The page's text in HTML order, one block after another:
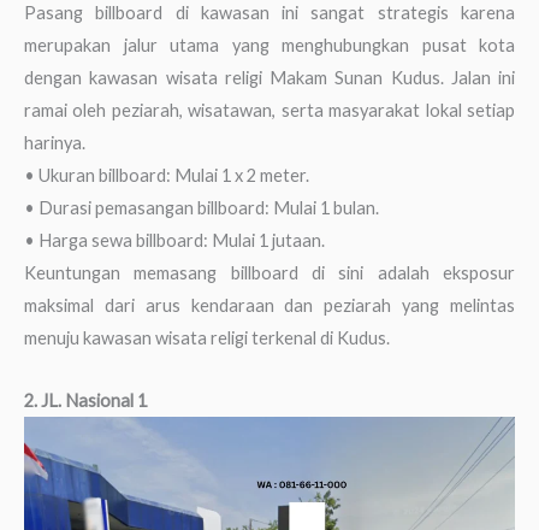
Pasang billboard di kawasan ini sangat strategis karena
merupakan jalur utama yang menghubungkan pusat kota
dengan kawasan wisata religi Makam Sunan Kudus. Jalan ini
ramai oleh peziarah, wisatawan, serta masyarakat lokal setiap
harinya.
• Ukuran billboard: Mulai 1 x 2 meter.
• Durasi pemasangan billboard: Mulai 1 bulan.
• Harga sewa billboard: Mulai 1 jutaan.
Keuntungan memasang billboard di sini adalah eksposur
maksimal dari arus kendaraan dan peziarah yang melintas
menuju kawasan wisata religi terkenal di Kudus.
2. JL. Nasional 1